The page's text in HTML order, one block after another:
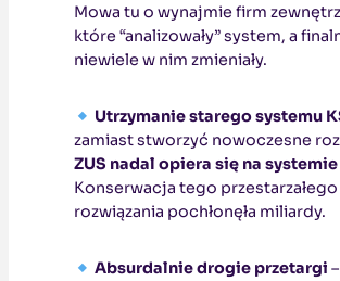
Mowa tu o wynajmie firm
które “analizowały” system, a
niewiele w nim zmieniały.
Utrzymanie starego systemu
zamiast stworzyć nowoczesne
ZUS nadal opiera się na
Konserwacja tego przestarzałego
rozwiązania pochłonęła miliardy.
Absurdalnie drogie przetargi